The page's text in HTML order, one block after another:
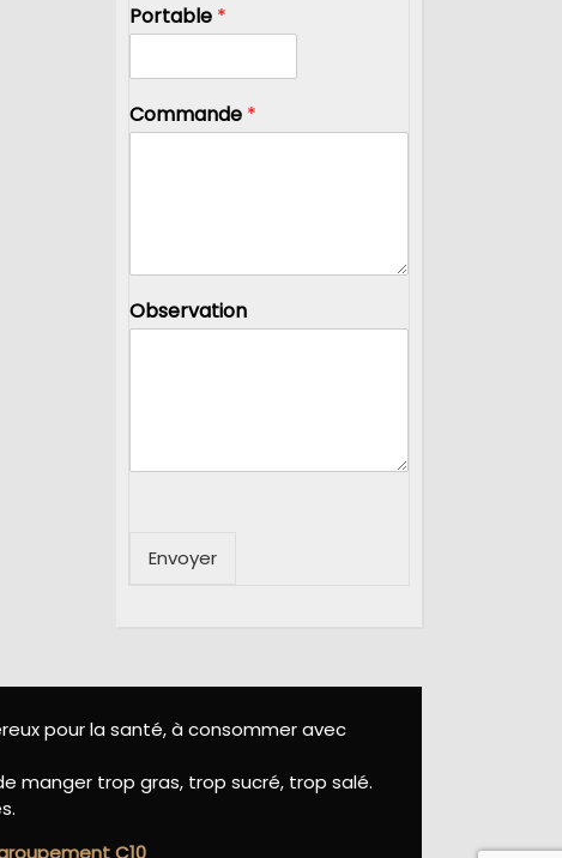
Portable *
Commande *
Observation
Envoyer
pour la santé, à consommer avec
manger trop gras, trop sucré, trop salé.
C10